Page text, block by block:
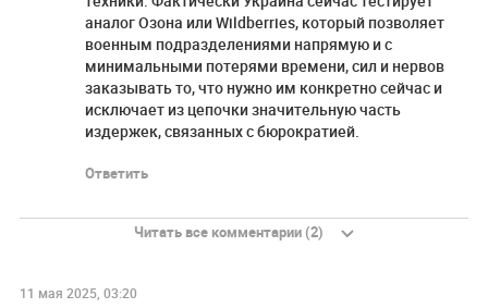
аналог Озона или Wildberries, который позволяет
военным подразделениями напрямую и с
минимальными потерями времени, сил и нервов
заказывать то, что нужно им конкретно сейчас и
исключает из цепочки значительную часть
издержек, связанных с бюрократией.
Ответить
Читать все комментарии (2)
11 мая 2025, 03:20